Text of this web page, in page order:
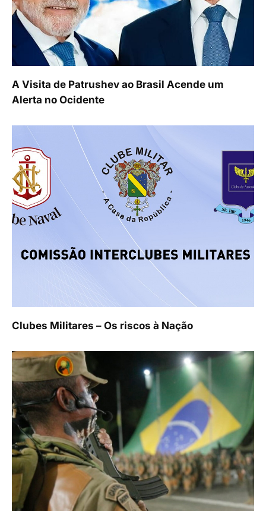
A Visita de Patrushev ao Brasil Acende um
Alerta no Ocidente
Clubes Militares – Os riscos à Nação